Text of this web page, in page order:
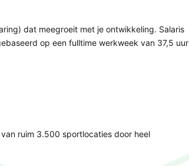
dat meegroeit met je ontwikkeling. Salaris
op een fulltime werkweek van 37,5 uur
ruim 3.500 sportlocaties door heel